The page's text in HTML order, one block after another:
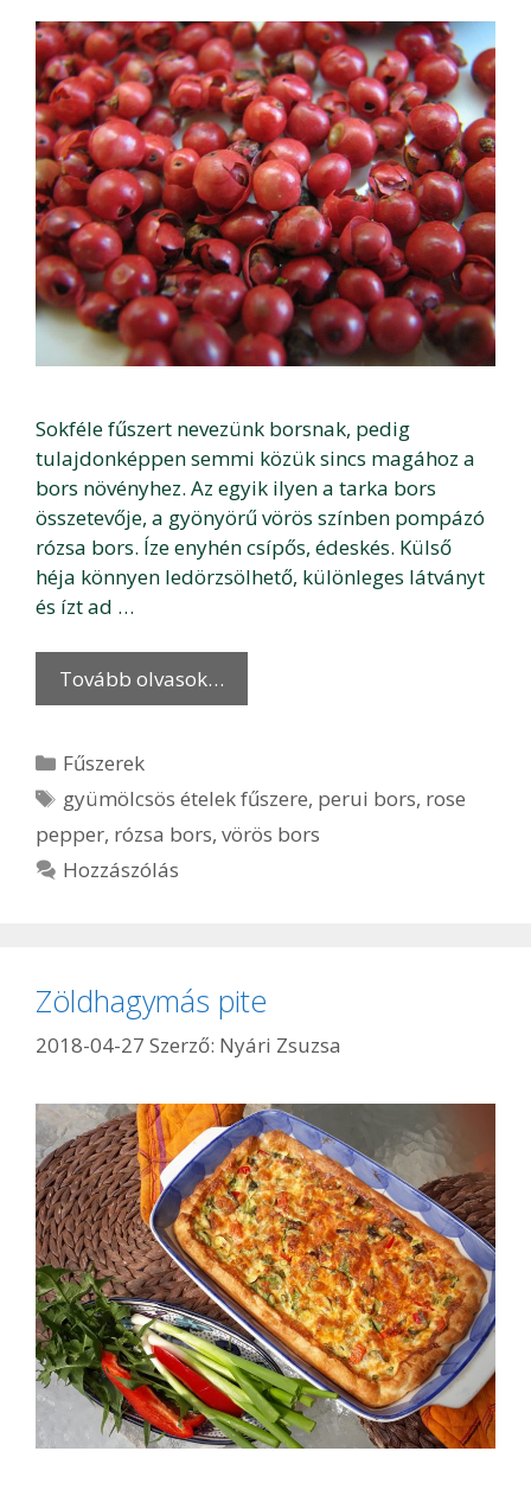
Sokféle fűszert nevezünk borsnak, pedig
tulajdonképpen semmi közük sincs magához a
bors növényhez. Az egyik ilyen a tarka bors
összetevője, a gyönyörű vörös színben pompázó
rózsa bors. Íze enyhén csípős, édeskés. Külső
héja könnyen ledörzsölhető, különleges látványt
és ízt ad …
Tovább olvasok…
Kategória
Fűszerek
Címkék
gyümölcsös ételek fűszere, perui bors, rose
pepper, rózsa bors, vörös bors
Hozzászólás
Zöldhagymás pite
2018-04-27 Szerző: Nyári Zsuzsa